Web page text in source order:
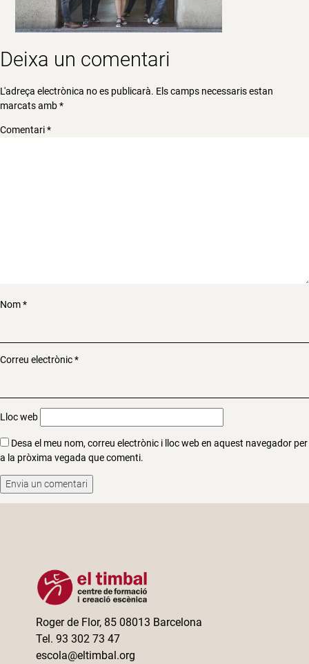
Deixa un comentari
L'adreça electrònica no es publicarà. Els camps necessaris estan
marcats amb*
Comentari*
Nom*
Correu electrònic*
Lloc web
Desa el meu nom, correu electrònic i lloc web en aquest navegador per
a la pròxima vegada que comenti.
Roger de Flor, 85 08013 Barcelona
Tel. 93 302 73 47
escola@eltimbal.org